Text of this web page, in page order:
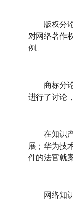
版权分论
对网络著作
例。
商标分论
进行了讨论
在知识产
展；华为技
件的法官就
网络知识